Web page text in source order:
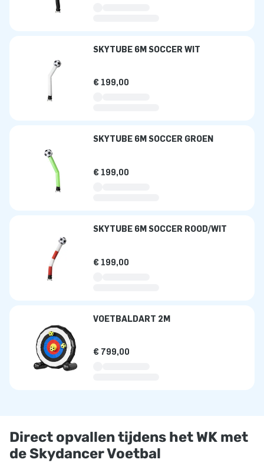
SKYTUBE 6M SOCCER WIT
€ 199,00
SKYTUBE 6M SOCCER GROEN
€ 199,00
SKYTUBE 6M SOCCER ROOD/WIT
€ 199,00
VOETBALDART 2M
€ 799,00
Direct opvallen tijdens het WK met
de Skydancer Voetbal